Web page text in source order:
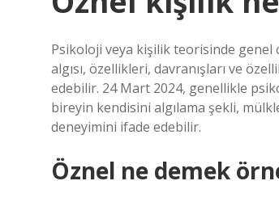
Psikoloji veya kişilik teorisinde
algısı, özellikleri, davranışları ve
edebilir. 24 Mart 2024, genellikle
bireyin kendisini algılama şekli,
deneyimini ifade edebilir.
Öznel ne demek